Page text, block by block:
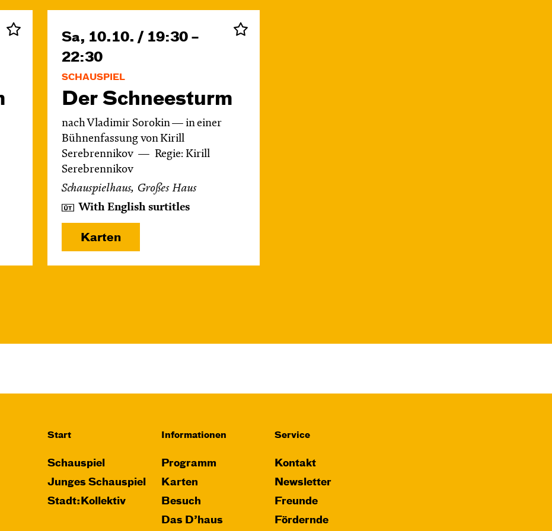
Sa, 10.10. / 19:30 –
22:30
SCHAUSPIEL
Der Schnee­sturm
nach Vladimir Sorokin — in einer
Bühnenfassung von Kirill
Serebrennikov
Regie: Kirill
Serebrennikov
Schauspielhaus, Großes Haus
With English surtitles
Karten
Start
Schauspiel
Junges Schauspiel
Stadt:Kollektiv
Informationen
Programm
Karten
Besuch
Das D’haus
Service
Kontakt
Newsletter
Freunde
Fördernde